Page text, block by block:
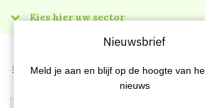
Kies hier uw sector
Menu
Nieuwsbrief
Meld je aan en blijf op de hoogte van
nieuws